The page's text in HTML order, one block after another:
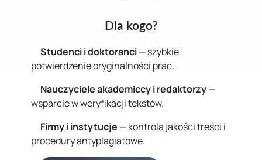
Dla kogo?
Studenci i doktoranci— szybkie
potwierdzenie oryginalności prac.
Nauczyciele akademiccy i redaktorzy—
wsparcie w weryfikacji tekstów.
Firmy i instytucje — kontrola jakości treści i
procedury antyplagiatowe.